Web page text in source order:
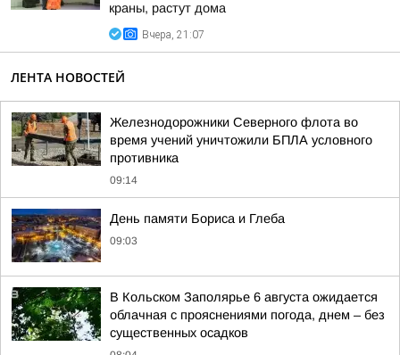
краны, растут дома
Вчера, 21:07
ЛЕНТА НОВОСТЕЙ
Железнодорожники Северного флота во
время учений уничтожили БПЛА условного
противника
09:14
День памяти Бориса и Глеба
09:03
В Кольском Заполярье 6 августа ожидается
облачная с прояснениями погода, днем – без
существенных осадков